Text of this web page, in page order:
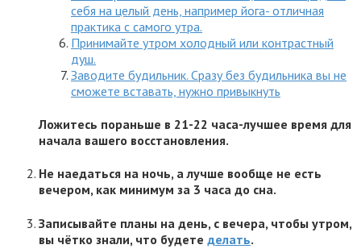
себя на целый день, например йога- отличная
практика с самого утра.
Принимайте утром холодный или контрастный
душ.
Заводите будильник. Сразу без будильника вы не
сможете вставать, нужно привыкнуть
Ложитесь пораньше в 21-22 часа-лучшее время для
начала вашего восстановления.
Не наедаться на ночь, а лучше вообще не есть
вечером, как минимум за 3 часа до сна.
Записывайте планы на день, с вечера, чтобы утром,
вы чётко знали, что будете делать.